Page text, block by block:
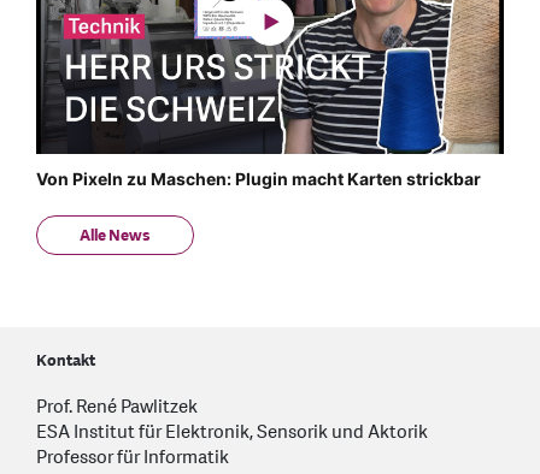
Von Pixeln zu Maschen: Plugin macht Karten strickbar
Alle News
Kontakt
Prof. René Pawlitzek
ESA Institut für Elektronik, Sensorik und Aktorik
Professor für Informatik